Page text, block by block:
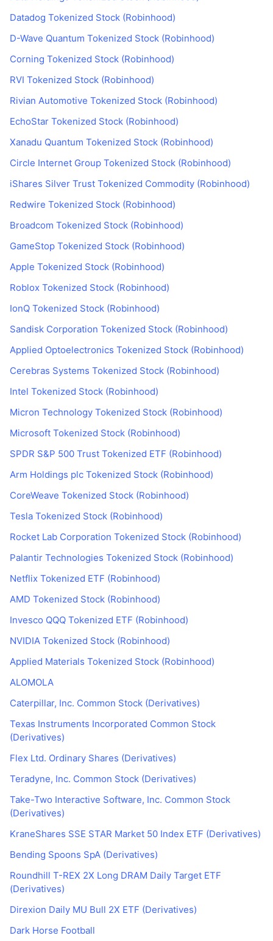
Datadog Tokenized Stock (Robinhood)
D-Wave Quantum Tokenized Stock (Robinhood)
Corning Tokenized Stock (Robinhood)
RVI Tokenized Stock (Robinhood)
Rivian Automotive Tokenized Stock (Robinhood)
EchoStar Tokenized Stock (Robinhood)
Xanadu Quantum Tokenized Stock (Robinhood)
Circle Internet Group Tokenized Stock (Robinhood)
iShares Silver Trust Tokenized Commodity (Robinhood)
Redwire Tokenized Stock (Robinhood)
Broadcom Tokenized Stock (Robinhood)
GameStop Tokenized Stock (Robinhood)
Apple Tokenized Stock (Robinhood)
Roblox Tokenized Stock (Robinhood)
IonQ Tokenized Stock (Robinhood)
Sandisk Corporation Tokenized Stock (Robinhood)
Applied Optoelectronics Tokenized Stock (Robinhood)
Cerebras Systems Tokenized Stock (Robinhood)
Intel Tokenized Stock (Robinhood)
Micron Technology Tokenized Stock (Robinhood)
Microsoft Tokenized Stock (Robinhood)
SPDR S&P 500 Trust Tokenized ETF (Robinhood)
Arm Holdings plc Tokenized Stock (Robinhood)
CoreWeave Tokenized Stock (Robinhood)
Tesla Tokenized Stock (Robinhood)
Rocket Lab Corporation Tokenized Stock (Robinhood)
Palantir Technologies Tokenized Stock (Robinhood)
Netflix Tokenized ETF (Robinhood)
AMD Tokenized Stock (Robinhood)
Invesco QQQ Tokenized ETF (Robinhood)
NVIDIA Tokenized Stock (Robinhood)
Applied Materials Tokenized Stock (Robinhood)
ALOMOLA
Caterpillar, Inc. Common Stock (Derivatives)
Texas Instruments Incorporated Common Stock
(Derivatives)
Flex Ltd. Ordinary Shares (Derivatives)
Teradyne, Inc. Common Stock (Derivatives)
Take-Two Interactive Software, Inc. Common Stock
(Derivatives)
KraneShares SSE STAR Market 50 Index ETF (Derivatives)
Bending Spoons SpA (Derivatives)
Roundhill T-REX 2X Long DRAM Daily Target ETF
(Derivatives)
Direxion Daily MU Bull 2X ETF (Derivatives)
Dark Horse Football